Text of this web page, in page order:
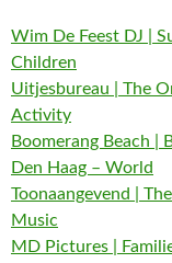
Wim De Feest DJ |
Children
Uitjesbureau | The
Activity
Boomerang Beach |
Den Haag – World
Toonaangevend |
Music
MD Pictures |